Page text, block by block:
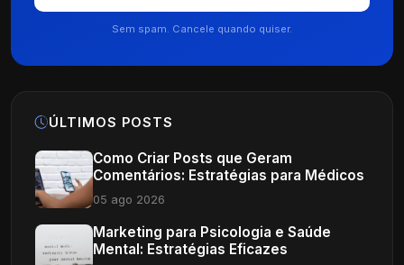
Sem spam. Cancele quando quiser.
ÚLTIMOS POSTS
Como Criar Posts que Geram
Comentários: Estratégias para Médicos
05 ago 2026
Marketing para Psicologia e Saúde
Mental: Estratégias Eficazes